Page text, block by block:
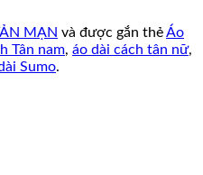
MẠN và được gắn thẻÁo
Tân nam, áo dài cách tân nữ,
Sumo.